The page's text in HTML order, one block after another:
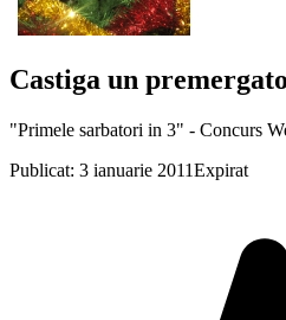
Castiga un
"Primele sarbatori in 3" - Concurs
Publicat: 3 ianuarie 2011Expirat